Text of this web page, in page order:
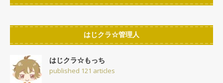
はじクラ☆管理人
はじクラ☆もっち
published 121 articles